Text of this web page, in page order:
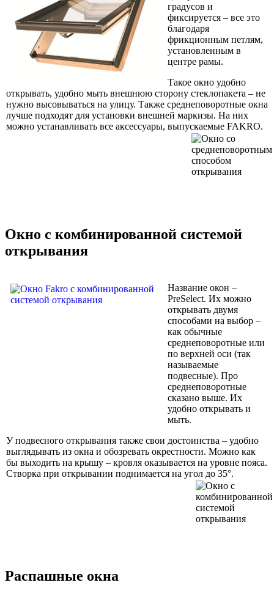
градусов и
фиксируется – все это
благодаря
фрикционным петлям,
установленным в
центре рамы.
Такое окно удобно
открывать, удобно мыть внешнюю сторону стеклопакета – не
нужно высовываться на улицу. Также среднеповоротные окна
лучше подходят для установки внешней маркизы. На них
можно устанавливать все аксессуары, выпускаемые FAKRO.
Окно с комбинированной системой
открывания
Название окон –
PreSelect. Их можно
открывать двумя
способами на выбор –
как обычные
среднеповоротные или
по верхней оси (так
называемые
подвесные). Про
среднеповоротные
сказано выше. Их
удобно открывать и
мыть.
У подвесного открывания также свои достоинства – удобно
выглядывать из окна и обозревать окрестности. Можно как
бы выходить на крышу – кровля оказывается на уровне пояса.
Створка при открывании поднимается на угол до 35°.
Распашные окна